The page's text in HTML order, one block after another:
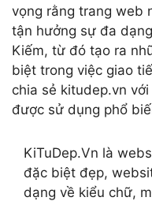
vọng rằng trang web
tận hưởng sự đa
Kiếm, từ đó tạo ra
biệt trong việc giao
chia sẻ kitudep.vn
được sử dụng phổ
KiTuDep.Vn là
đặc biệt đẹp,
dạng về kiểu chữ,